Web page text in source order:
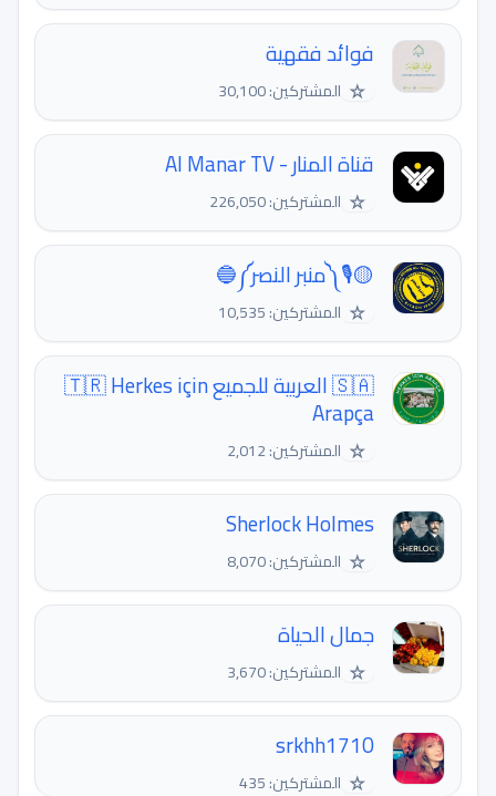
فوائد فقهية
☆ المشتركين: 30,100
قناة المنار - Al Manar TV
☆ المشتركين: 226,050
🟡🎙༼منبر النصر༽🔵
☆ المشتركين: 10,535
🇸🇦 العربية للجميع 🇹🇷 Herkes için
Arapça
☆ المشتركين: 2,012
Sherlock Holmes
☆ المشتركين: 8,070
جمال الحياة
☆ المشتركين: 3,670
srkhh1710
☆ المشتركين: 435